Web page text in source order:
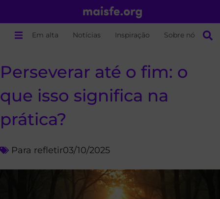
Em alta Notícias Inspiração Sobre nós
Perseverar até o fim: o
que isso significa na
prática?
Para refletir03/10/2025